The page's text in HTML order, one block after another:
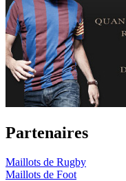
Partenaires
Maillots de Rugby
Maillots de Foot